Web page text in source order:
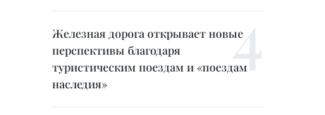
Железная дорога открывает новые
перспективы благодаря
туристическим поездам и «поездам
наследия»